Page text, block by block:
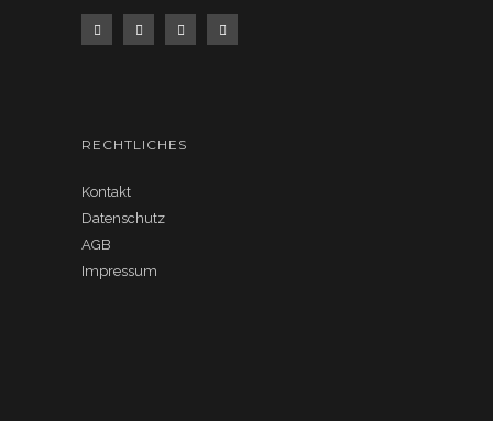
RECHTLICHES
Kontakt
Datenschutz
AGB
Impressum